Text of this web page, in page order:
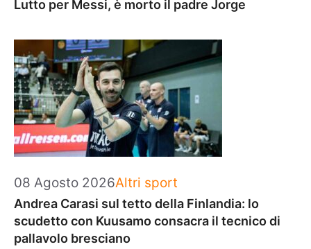
Lutto per Messi, è morto il padre Jorge
08 Agosto 2026Categorie
Altri sport
Andrea Carasi sul tetto della Finlandia: lo
scudetto con Kuusamo consacra il tecnico di
pallavolo bresciano